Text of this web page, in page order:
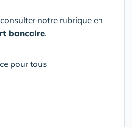
notre rubrique en
bancaire.
pour tous